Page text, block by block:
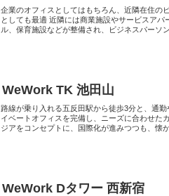
企業のオフィスとしてはもちろん、近隣在住の
としても最適 近隣には商業施設やサービスア
ル、保育施設などが整備され、ビジネスパーソ
WeWork TK 池田山
路線が乗り入れる五反田駅から徒歩3分と、通
イベートオフィスを完備し、ニーズに合わせた
ジアをコンセプトに、国際化が進みつつも、懐
WeWork Dタワー 西新宿